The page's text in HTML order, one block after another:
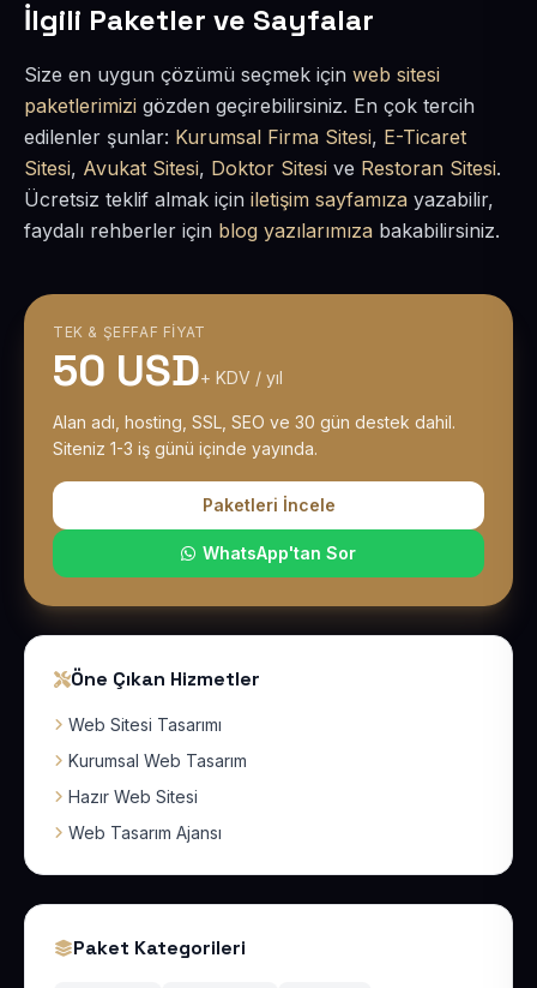
İlgili Paketler ve Sayfalar
Size en uygun çözümü seçmek için web sitesi
paketlerimizi gözden geçirebilirsiniz. En çok tercih
edilenler şunlar: Kurumsal Firma Sitesi, E-Ticaret
Sitesi, Avukat Sitesi, Doktor Sitesi ve Restoran Sitesi.
Ücretsiz teklif almak için iletişim sayfamıza yazabilir,
faydalı rehberler için blog yazılarımıza bakabilirsiniz.
TEK & ŞEFFAF FIYAT
50 USD+ KDV / yıl
Alan adı, hosting, SSL, SEO ve 30 gün destek dahil.
Siteniz 1-3 iş günü içinde yayında.
Paketleri İncele
WhatsApp'tan Sor
Öne Çıkan Hizmetler
Web Sitesi Tasarımı
Kurumsal Web Tasarım
Hazır Web Sitesi
Web Tasarım Ajansı
Paket Kategorileri